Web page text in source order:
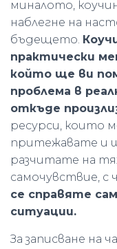
миналото,
наблегне на
бъдещето.
практически
който ще ви
проблема в
откъде
ресурси, които
притежавате и
разчитате на
самочувствие,
се справяте
ситуации.
За записване на